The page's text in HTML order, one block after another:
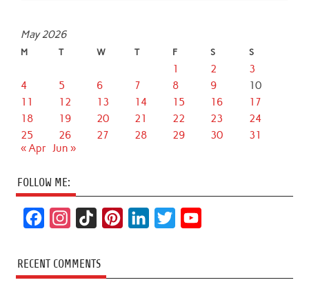
May 2026
M T W T F S S
1 2
3
4
5 6 7 8 9
10
11
12 13 14 15 16
17
18
19 20 21 22 23
24
25
26 27 28 29 30
31
« Apr Jun »
FOLLOW ME:
c
e
s
t
k
T
t
k
t
T
RECENT COMMENTS